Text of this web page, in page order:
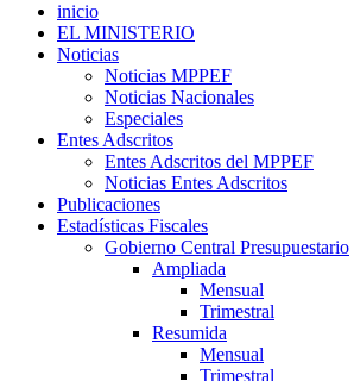
inicio
EL MINISTERIO
Noticias
Noticias MPPEF
Noticias Nacionales
Especiales
Entes Adscritos
Entes Adscritos del MPPEF
Noticias Entes Adscritos
Publicaciones
Estadísticas Fiscales
Gobierno Central Presupuestario
Ampliada
Mensual
Trimestral
Resumida
Mensual
Trimestral